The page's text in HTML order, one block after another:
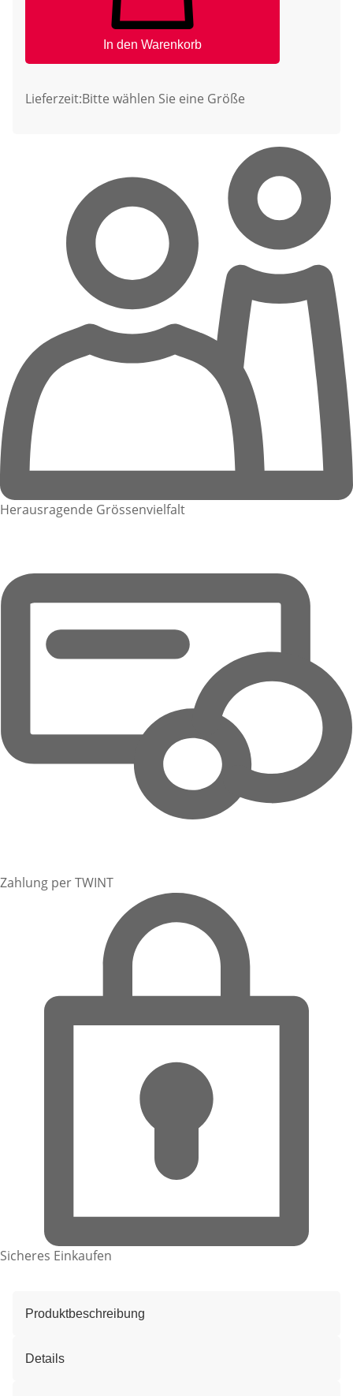
In den Warenkorb
Lieferzeit:Bitte wählen Sie eine Größe
Herausragende Grössenvielfalt
Zahlung per TWINT
Sicheres Einkaufen
Produktbeschreibung
Details